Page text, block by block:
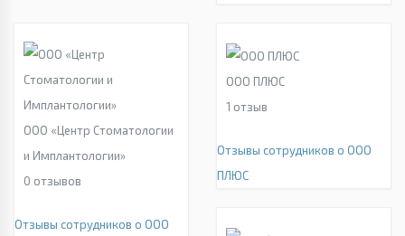
ООО «Центр Стоматологии
и Имплантологии»
0 отзывов
Отзывы сотрудников о ООО
ООО ПЛЮС
1 отзыв
Отзывы сотрудников о ООО
ПЛЮС